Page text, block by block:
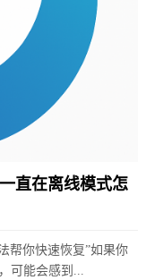
直在离线模式怎
帮你快速恢复”如果你
可能会感到...